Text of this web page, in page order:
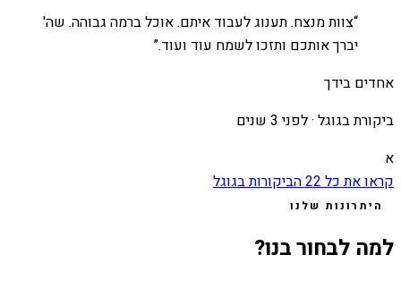
“צוות מנצח. תענוג לעבוד איתם. אוכל ברמה גבוהה. שה'
יברך אותכם ותזכו לשמח עוד ועוד.”
אחדים בידך
ביקורת בגוגל ·לפני 3 שנים
א
קראו את כל22הביקורות בגוגל
היתרונות שלנו
למה לבחור בנו?